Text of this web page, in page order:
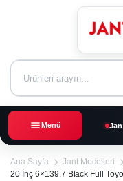
Menü
Ana Sayfa Jant Modelleri
20 İnç 6×139.7 Black Full